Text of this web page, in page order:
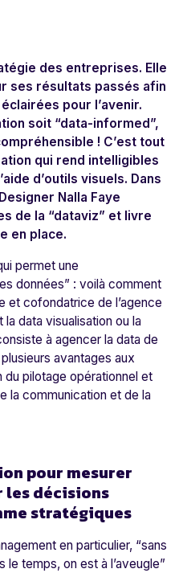
des entreprises. Elle
ses résultats passés afin
pour l’avenir.
soit “data-informed”,
! C’est tout
qui rend intelligibles
d’outils visuels. Dans
Nalla Faye
de la “dataviz” et livre
en place.
permet une
données” : voilà comment
et cofondatrice de l’agence
la data visualisation ou la
à agencer la data de
avantages aux
du pilotage opérationnel et
la communication et de la
pour mesurer
les décisions
stratégiques
en particulier, “sans
le temps, on est à l’aveugle”